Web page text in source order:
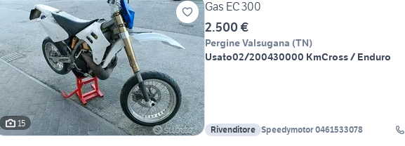
15
Gas EC 300
2.500 €
Pergine Valsugana (TN)
Usato02/200430000 KmCross / Enduro
Rivenditore Speedymotor 0461533078